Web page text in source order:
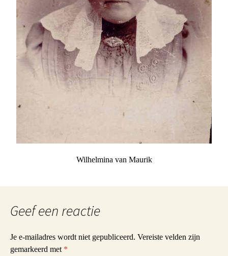
Wilhelmina van Maurik
Geef een reactie
Je e-mailadres wordt niet gepubliceerd. Vereiste velden zijn
gemarkeerd met *